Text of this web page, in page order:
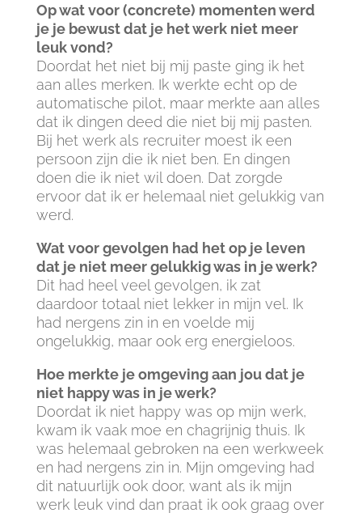
Op wat voor (concrete) momenten werd
je je bewust dat je het werk niet meer
leuk vond?
Doordat het niet bij mij paste ging ik het
aan alles merken. Ik werkte echt op de
automatische pilot, maar merkte aan alles
dat ik dingen deed die niet bij mij pasten.
Bij het werk als recruiter moest ik een
persoon zijn die ik niet ben. En dingen
doen die ik niet wil doen. Dat zorgde
ervoor dat ik er helemaal niet gelukkig van
werd.
Wat voor gevolgen had het op je leven
dat je niet meer gelukkig was in je werk?
Dit had heel veel gevolgen, ik zat
daardoor totaal niet lekker in mijn vel. Ik
had nergens zin in en voelde mij
ongelukkig, maar ook erg energieloos.
Hoe merkte je omgeving aan jou dat je
niet happy was in je werk?
Doordat ik niet happy was op mijn werk,
kwam ik vaak moe en chagrijnig thuis. Ik
was helemaal gebroken na een werkweek
en had nergens zin in. Mijn omgeving had
dit natuurlijk ook door, want als ik mijn
werk leuk vind dan praat ik ook graag over